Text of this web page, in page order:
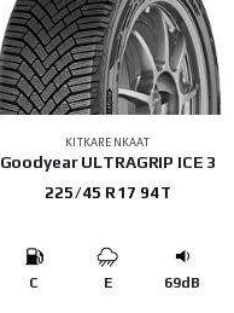
KITKARENKAAT
Goodyear ULTRAGRIP ICE 3
225/45 R17 94T
C E 69dB